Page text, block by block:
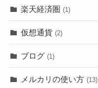
楽天経済圏 (1)
仮想通貨 (2)
ブログ (1)
メルカリの使い方 (13)